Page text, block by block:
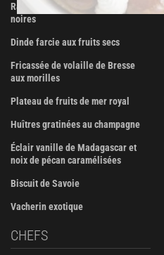
Ravioli de foie gras aux truffes
noires
Dinde farcie aux fruits secs
Fricassée de volaille de Bresse
aux morilles
Plateau de fruits de mer royal
Huîtres gratinées au champagne
Éclair vanille de Madagascar et
noix de pécan caramélisées
Biscuit de Savoie
Vacherin exotique
CHEFS